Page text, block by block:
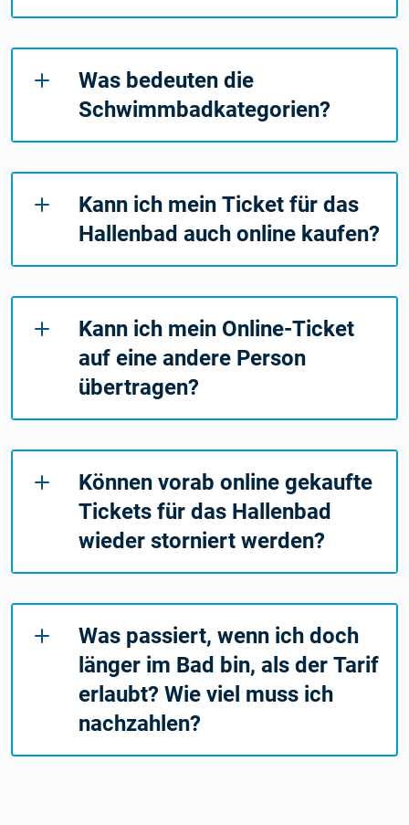
Was bedeuten die
Schwimmbadkategorien?
Kann ich mein Ticket für das
Hallenbad auch online kaufen?
Kann ich mein Online-Ticket
auf eine andere Person
übertragen?
Können vorab online gekaufte
Tickets für das Hallenbad
wieder storniert werden?
Was passiert, wenn ich doch
länger im Bad bin, als der Tarif
erlaubt? Wie viel muss ich
nachzahlen?